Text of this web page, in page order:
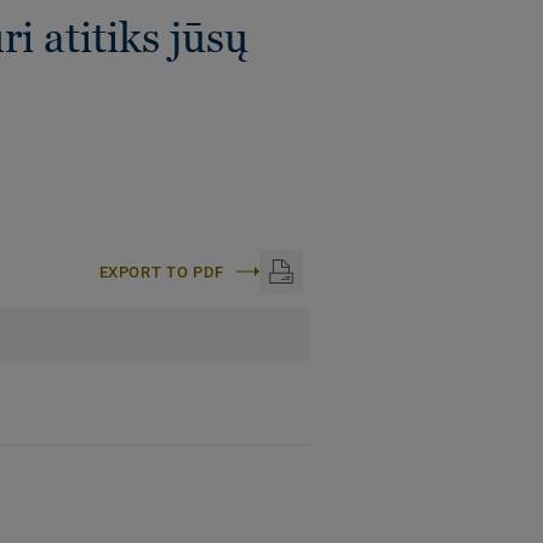
atitiks jūsų
EXPORT TO PDF